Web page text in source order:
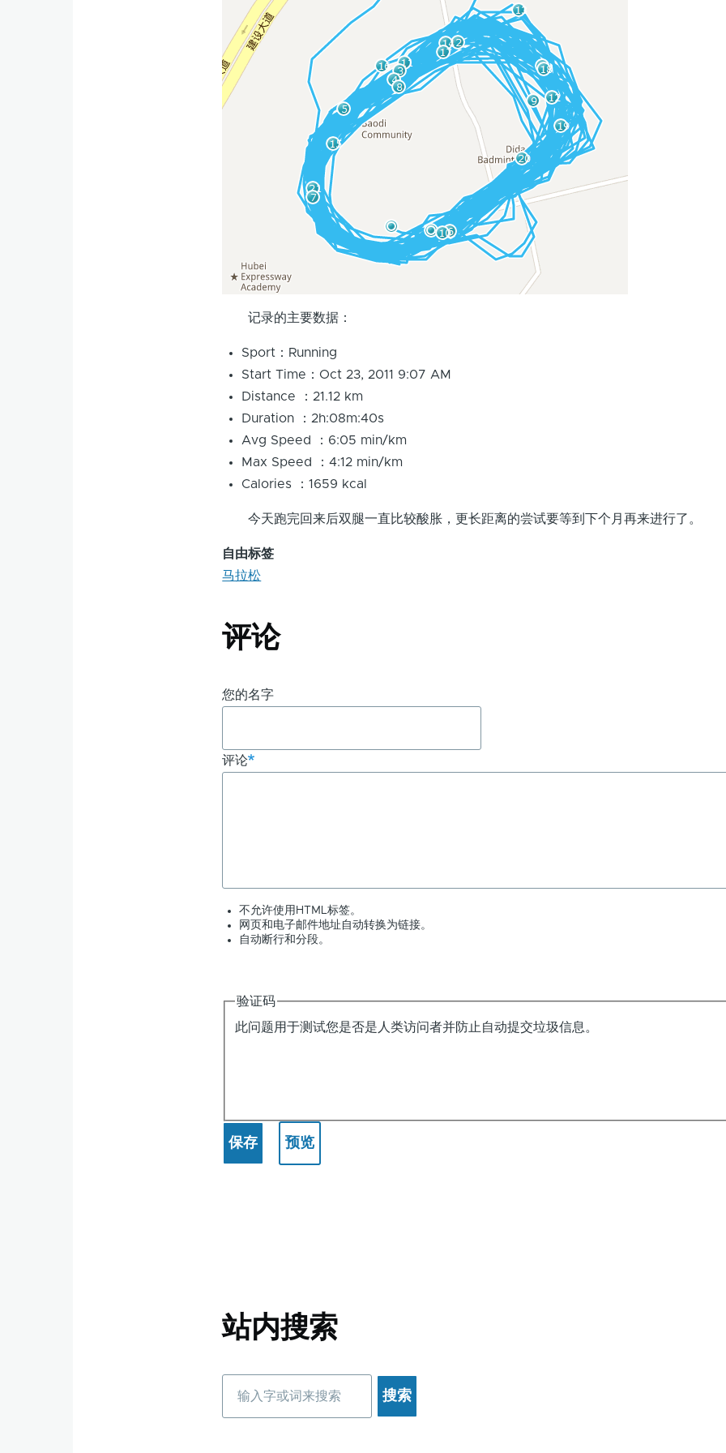
记录的主要数据：
Sport：Running
Start Time：Oct 23, 2011 9:07 AM
Distance ：21.12 km
Duration ：2h:08m:40s
Avg Speed ：6:05 min/km
Max Speed ：4:12 min/km
Calories ：1659 kcal
今天跑完回来后双腿一直比较酸胀，更长距离的尝试要等到下个月再来进行了。
自由标签
马拉松
评论
您的名字
评论
不允许使用HTML标签。
网页和电子邮件地址自动转换为链接。
自动断行和分段。
验证码
此问题用于测试您是否是人类访问者并防止自动提交垃圾信息。
站内搜索